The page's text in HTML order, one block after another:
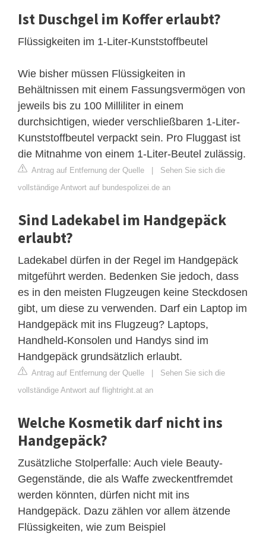
Ist Duschgel im Koffer erlaubt?
Flüssigkeiten im 1-Liter-Kunststoffbeutel
Wie bisher müssen Flüssigkeiten in
Behältnissen mit einem Fassungsvermögen von
jeweils bis zu 100 Milliliter in einem
durchsichtigen, wieder verschließbaren 1-Liter-
Kunststoffbeutel verpackt sein. Pro Fluggast ist
die Mitnahme von einem 1-Liter-Beutel zulässig.
Antrag auf Entfernung der Quelle | Sehen Sie sich die
vollständige Antwort auf bundespolizei.de an
Sind Ladekabel im Handgepäck
erlaubt?
Ladekabel dürfen in der Regel im Handgepäck
mitgeführt werden. Bedenken Sie jedoch, dass
es in den meisten Flugzeugen keine Steckdosen
gibt, um diese zu verwenden. Darf ein Laptop im
Handgepäck mit ins Flugzeug? Laptops,
Handheld-Konsolen und Handys sind im
Handgepäck grundsätzlich erlaubt.
Antrag auf Entfernung der Quelle | Sehen Sie sich die
vollständige Antwort auf flightright.at an
Welche Kosmetik darf nicht ins
Handgepäck?
Zusätzliche Stolperfalle: Auch viele Beauty-
Gegenstände, die als Waffe zweckentfremdet
werden könnten, dürfen nicht mit ins
Handgepäck. Dazu zählen vor allem ätzende
Flüssigkeiten, wie zum Beispiel